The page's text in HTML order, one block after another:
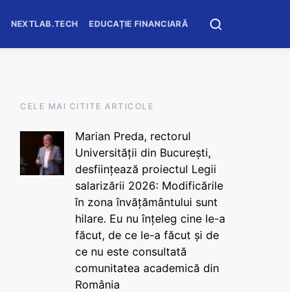
NEXTLAB.TECH EDUCAȚIE FINANCIARĂ
CELE MAI CITITE ARTICOLE
Marian Preda, rectorul
Universității din București,
desființează proiectul Legii
salarizării 2026: Modificările
în zona învățământului sunt
hilare. Eu nu înțeleg cine le-a
făcut, de ce le-a făcut și de
ce nu este consultată
comunitatea academică din
România